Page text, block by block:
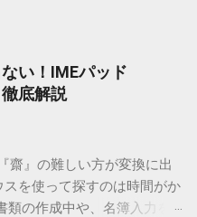
い！IMEパッド
底解説
齋』の難しい方が変換に出
を使って探すのは時間がか
の作成中や、名簿入力を